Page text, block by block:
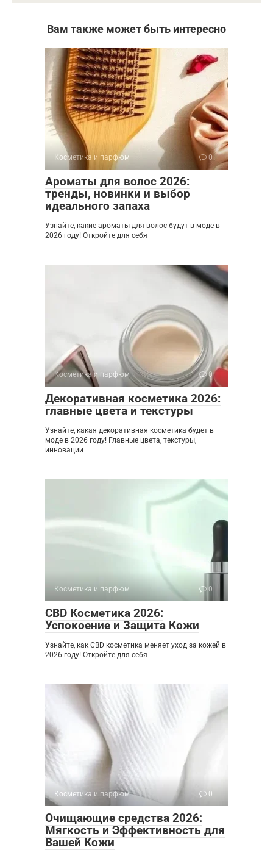
Вам также может быть интересно
Косметика и парфюм 0
Ароматы для волос 2026:
тренды, новинки и выбор
идеального запаха
Узнайте, какие ароматы для волос будут в моде в
2026 году! Откройте для себя
Косметика и парфюм 0
Декоративная косметика 2026:
главные цвета и текстуры
Узнайте, какая декоративная косметика будет в
моде в 2026 году! Главные цвета, текстуры,
инновации
Косметика и парфюм 0
CBD Косметика 2026:
Успокоение и Защита Кожи
Узнайте, как CBD косметика меняет уход за кожей в
2026 году! Откройте для себя
Косметика и парфюм 0
Очищающие средства 2026:
Мягкость и Эффективность для
Вашей Кожи